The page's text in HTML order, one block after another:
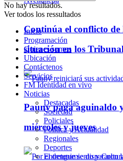
Continúa el conflicto de
situación en los
Pauny paga aguinaldo
miércoles y jueves
No hay resultados.
Ver todos los ressultados
Inicio
Programación
Quienes somos
Ubicación
Contáctenos
Servicios
FM Identidad en vivo
Noticias
Destacadas
Sociedad
Policiales
Política y Actualidad
Regionales
Deportes
Entretenimiento y